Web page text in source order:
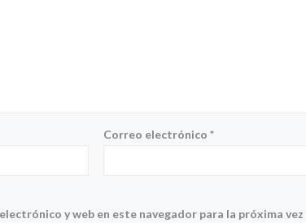
Correo electrónico*
y web en este navegador para la próxima